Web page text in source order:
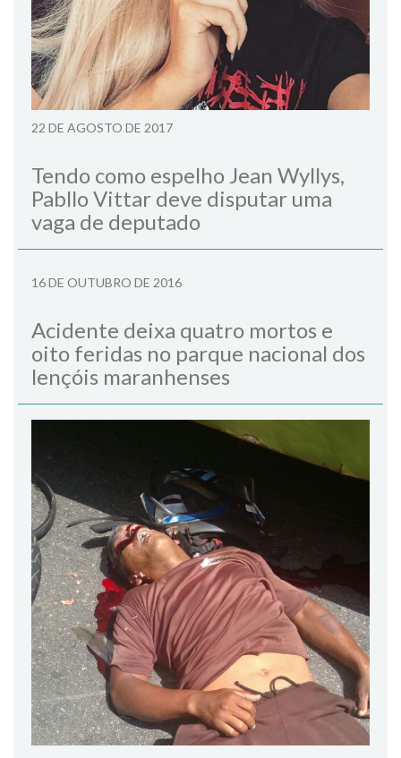
22 DE AGOSTO DE 2017
Tendo como espelho Jean Wyllys,
Pabllo Vittar deve disputar uma
vaga de deputado
16 DE OUTUBRO DE 2016
Acidente deixa quatro mortos e
oito feridas no parque nacional dos
lençóis maranhenses